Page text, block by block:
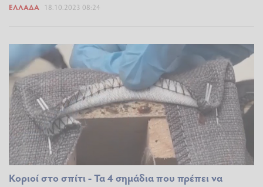
ΕΛΛΆΔΑ 18.10.2023 08:24
Κοριοί στο σπίτι - Τα 4 σημάδια που πρέπει να